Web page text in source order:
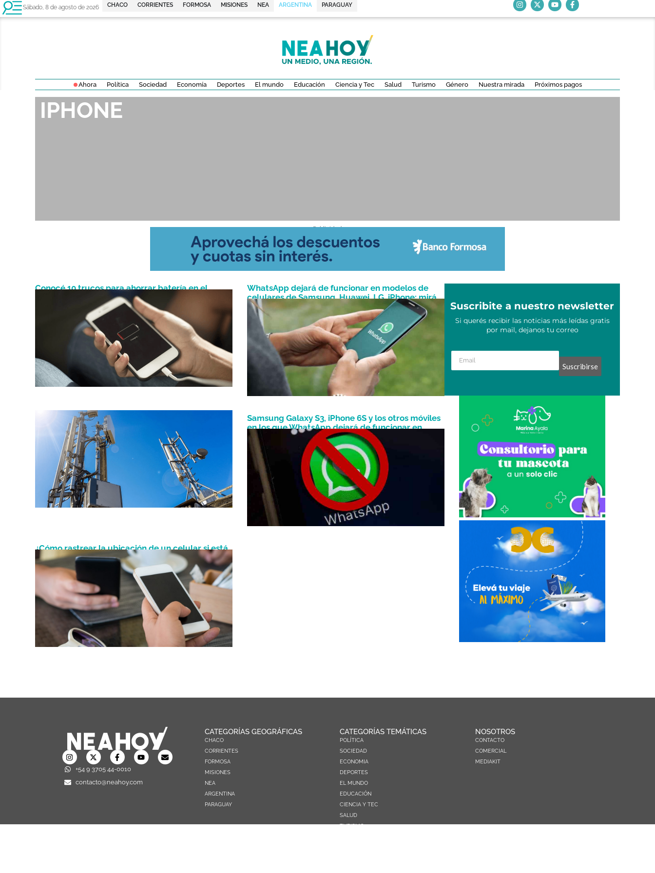
Sábado, 8 de agosto de 2026 CHACO CORRIENTES FORMOSA MISIONES NEA ARGENTINA PARAGUAY
Ahora Política Sociedad Economía Deportes El mundo Educación Ciencia y Tec Salud Turismo Género Nuestra mirada Próximos pagos
IPHONE
- Publicidad -
Conocé 10 trucos para ahorrar batería en el
WhatsApp dejará de funcionar en modelos de
celulares de Samsung, Huawei, LG, iPhone: mirá
cuáles
Enero 7, 2024
¿Cómo saber si mi celular tiene tecnología 5G?
Noviembre 25, 2023
Samsung Galaxy S3, iPhone 6S y los otros móviles
en los que WhatsApp dejará de funcionar en
octubre
Octubre 3, 2023
¿Cómo rastrear la ubicación de un celular si está
apagado?
Suscribite a nuestro newsletter
Si querés recibir las noticias más leídas gratis
por mail, dejanos tu correo
Suscribirse
+54 9 3705 44-0010
contacto@neahoy.com
CATEGORÍAS GEOGRÁFICAS
CHACO
CORRIENTES
FORMOSA
MISIONES
NEA
ARGENTINA
PARAGUAY
CATEGORÍAS TEMÁTICAS
POLÍTICA
SOCIEDAD
ECONOMIA
DEPORTES
EL MUNDO
EDUCACIÓN
CIENCIA Y TEC
SALUD
TURISMO
NOSOTROS
CONTACTO
COMERCIAL
MEDIAKIT